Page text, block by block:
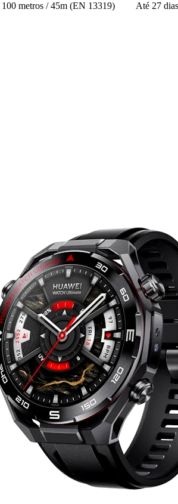
100 metros / 45m (EN 13319) Até 27 dias